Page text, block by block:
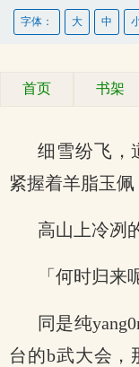
字体： 大 中
首页 书架
细雪纷飞，
紧握着羊脂玉佩
高山上冷冽
「何时归来
同是纯
台的b武大会，